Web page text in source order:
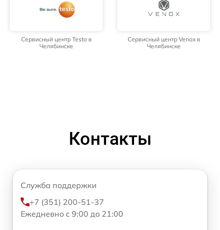
Сервисный центр Testo в
Челябинске
Сервисный центр Venox в
Челябинске
Контакты
Служба поддержки
+7 (351) 200-51-37
Ежедневно с 9:00 до 21:00